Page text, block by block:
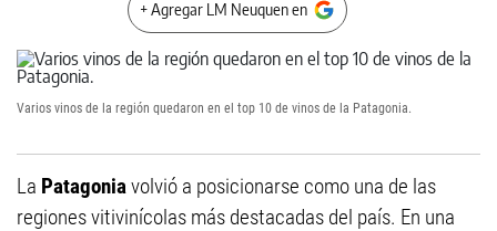
+ Agregar LM Neuquen en
Varios vinos de la región quedaron en el top 10 de vinos de la Patagonia.
La Patagoniavolvió a posicionarse como una de las
regiones vitivinícolas más destacadas del país. En una